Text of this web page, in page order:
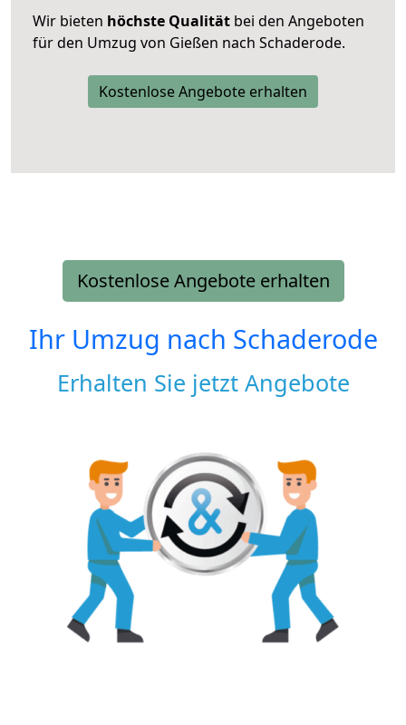
Wir bieten höchste Qualität bei den Angeboten
für den Umzug von Gießen nach Schaderode.
Kostenlose Angebote erhalten
Kostenlose Angebote erhalten
Ihr Umzug nach Schaderode
Erhalten Sie jetzt Angebote